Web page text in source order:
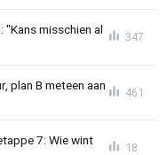
"Kans misschien al
347
plan B meteen aan
461
7: Wie wint
18